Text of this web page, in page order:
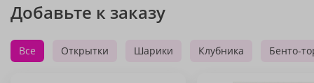
Добавьте к заказу
Все Открытки Шарики Клубника Бенто-